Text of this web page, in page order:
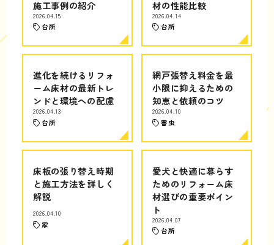
施工事例の紹介
2026.04.15
台所
材の性能比較
2026.04.14
台所
進化を続けるリフォ
ーム床材の最新トレ
ンドと環境への配慮
2026.04.13
台所
網戸張替え料金を最
小限に抑えるための
知恵と依頼のコツ
2026.04.10
害虫
床板の張り替え時期
と施工方法を詳しく
解説
2026.04.10
家
愛犬と快適に暮らす
ためのリフォーム床
材選びの重要ポイン
ト
2026.04.07
台所